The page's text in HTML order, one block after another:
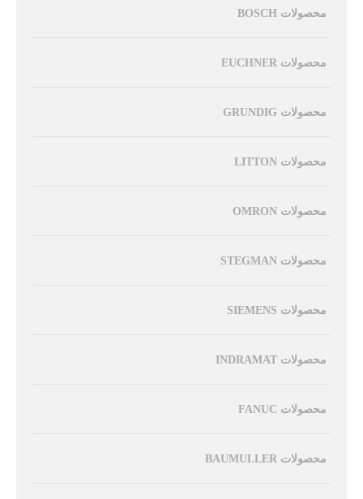
محصولات BOSCH
محصولات EUCHNER
محصولات GRUNDIG
محصولات LITTON
محصولات OMRON
محصولات STEGMAN
محصولات SIEMENS
محصولات INDRAMAT
محصولات FANUC
محصولات BAUMULLER